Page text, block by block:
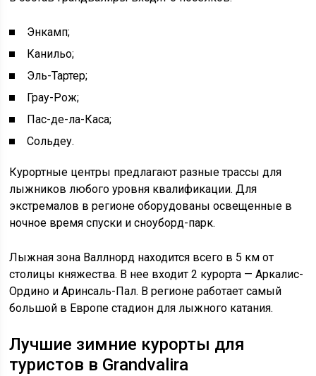
Энкамп;
Канильо;
Эль-Тартер;
Грау-Рож;
Пас-де-ла-Каса;
Сольдеу.
Курортные центры предлагают разные трассы для
лыжников любого уровня квалификации. Для
экстремалов в регионе оборудованы освещенные в
ночное время спуски и сноуборд-парк.
Лыжная зона Валлнорд находится всего в 5 км от
столицы княжества. В нее входит 2 курорта — Аркалис-
Ордино и Аринсаль-Пал. В регионе работает самый
большой в Европе стадион для лыжного катания.
Лучшие зимние курорты для
туристов в Grandvalira